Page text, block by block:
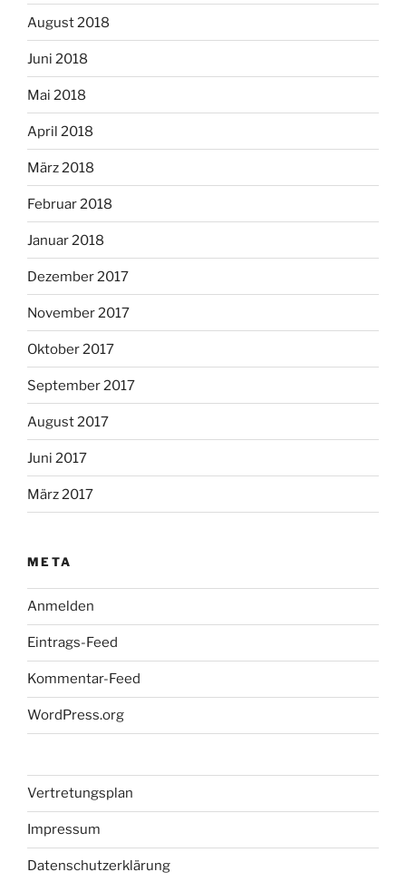
August 2018
Juni 2018
Mai 2018
April 2018
März 2018
Februar 2018
Januar 2018
Dezember 2017
November 2017
Oktober 2017
September 2017
August 2017
Juni 2017
März 2017
META
Anmelden
Eintrags-Feed
Kommentar-Feed
WordPress.org
Vertretungsplan
Impressum
Datenschutzerklärung